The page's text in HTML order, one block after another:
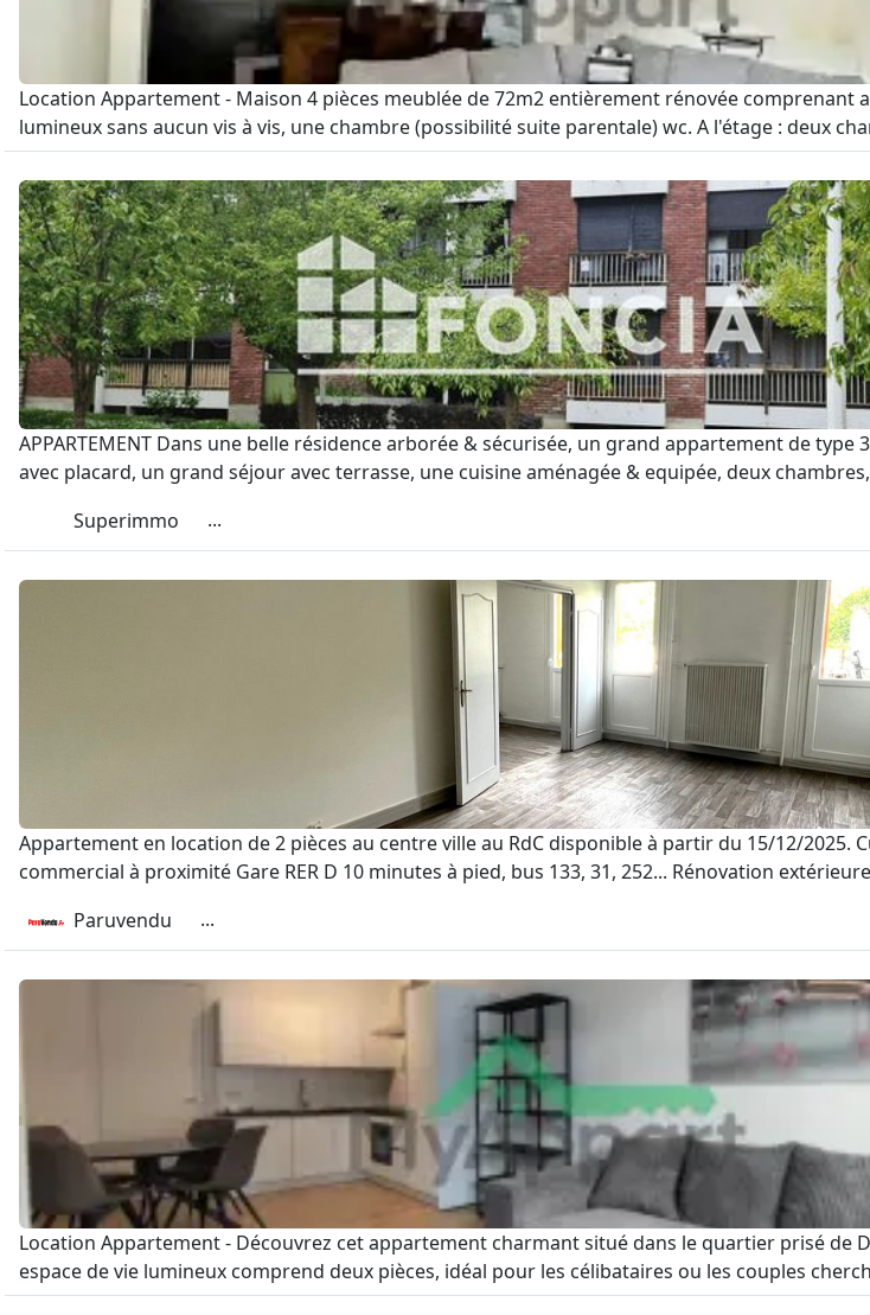
Location Appartement - Maison 4 pièces meublée de 72m2 entièrement rénovée
lumineux sans aucun vis à vis, une chambre (possibilité suite parentale) wc. A l'étage : deux
APPARTEMENT Dans une belle résidence arborée & sécurisée, un grand appartement de
avec placard, un grand séjour avec terrasse, une cuisine aménagée & equipée, deux
Superimmo
...
Appartement en location de 2 pièces au centre ville au RdC disponible à partir du 15/12/
commercial à proximité Gare RER D 10 minutes à pied, bus 133, 31, 252... Rénovation
Paruvendu
...
Location Appartement - Découvrez cet appartement charmant situé dans le quartier prisé de
espace de vie lumineux comprend deux pièces, idéal pour les célibataires ou les couples